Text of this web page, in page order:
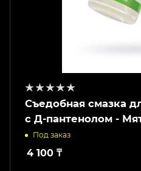
Съедобная смазка
с Д-пантенолом -
Под заказ
4 100 ₸